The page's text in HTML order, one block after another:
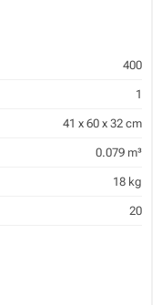
400
1
41 x 60 x 32 cm
0.079 m³
18 kg
20